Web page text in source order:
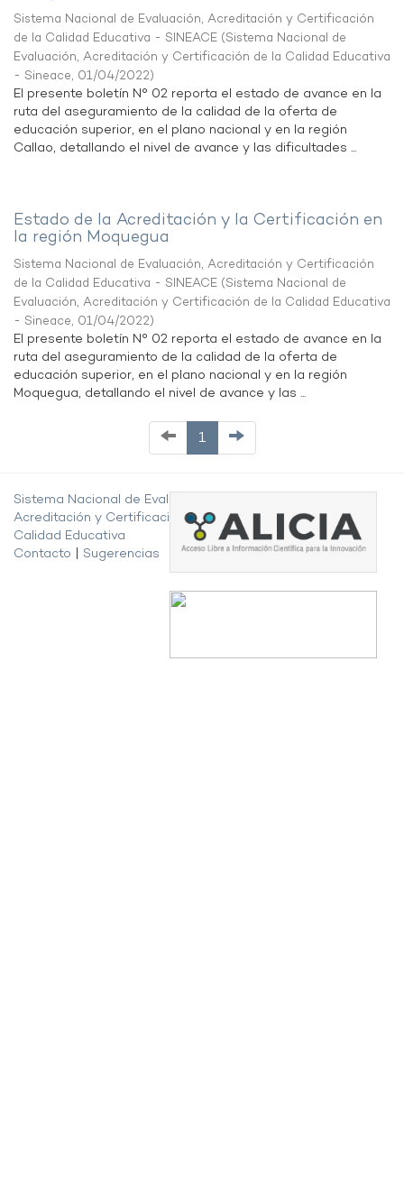
Sistema Nacional de Evaluación, Acreditación y Certificación
de la Calidad Educativa - SINEACE (Sistema Nacional de
Evaluación, Acreditación y Certificación de la Calidad Educativa
- Sineace, 01/04/2022)
El presente boletín N° 02 reporta el estado de avance en la
ruta del aseguramiento de la calidad de la oferta de
educación superior, en el plano nacional y en la región
Callao, detallando el nivel de avance y las dificultades ...
Estado de la Acreditación y la Certificación en
la región Moquegua
Sistema Nacional de Evaluación, Acreditación y Certificación
de la Calidad Educativa - SINEACE (Sistema Nacional de
Evaluación, Acreditación y Certificación de la Calidad Educativa
- Sineace, 01/04/2022)
El presente boletín N° 02 reporta el estado de avance en la
ruta del aseguramiento de la calidad de la oferta de
educación superior, en el plano nacional y en la región
Moquegua, detallando el nivel de avance y las ...
1
Sistema Nacional de Evaluación,
Acreditación y Certificación de la
Calidad Educativa
Contacto
Sugerencias